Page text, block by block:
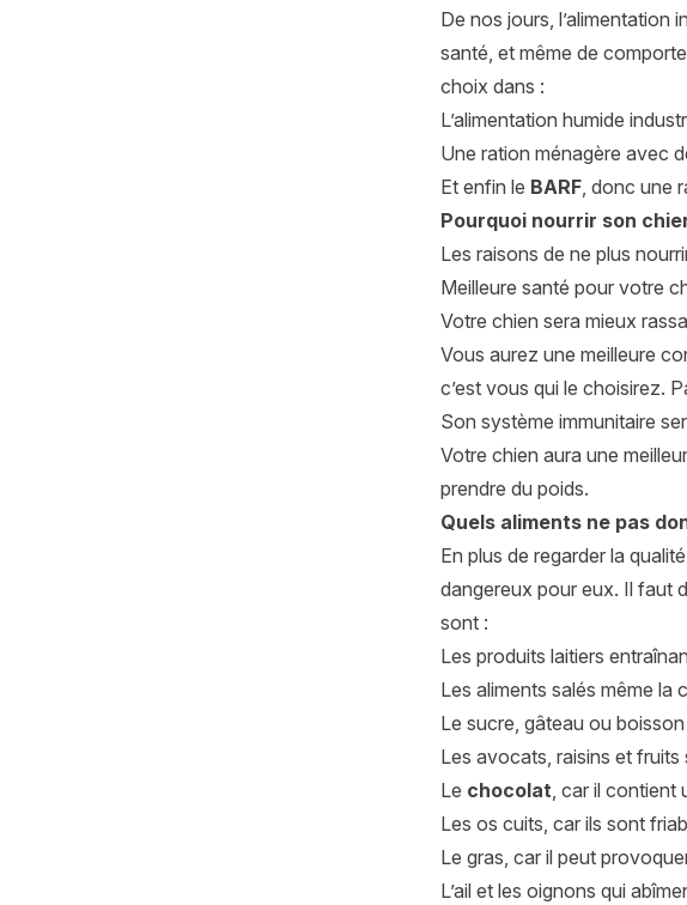
De nos jours, l’alimentation
santé, et même de
choix dans :
L’alimentation humide
Une ration ménagère avec
Et enfin le BARF, donc une
Pourquoi nourrir son
Les raisons de ne plus
Meilleure santé pour votre
Votre chien sera mieux
Vous aurez une meilleure
c’est vous qui le choisirez.
Son système immunitaire
Votre chien aura une
prendre du poids.
Quels aliments ne pas
En plus de regarder la
dangereux pour eux. Il faut
sont :
Les produits laitiers
Les aliments salés même la
Le sucre, gâteau ou
Les avocats, raisins et fruits
Le chocolat, car il contient
Les os cuits, car ils sont
Le gras, car il peut
L’ail et les oignons qui